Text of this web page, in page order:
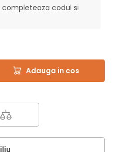
completeaza codul si
Adauga in cos